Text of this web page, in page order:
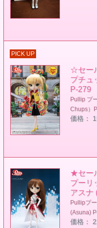
PICK UP
☆セー
プチュ
P-279
Pullip プ
Chups）
価格：
★セー
プーリ
アスナ
Pullipプ
(Asuna)
価格：